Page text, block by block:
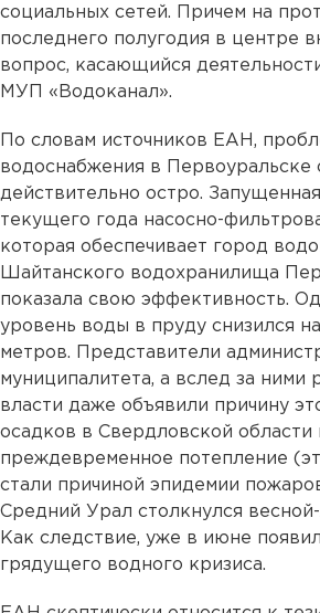
социальных сетей. Причем на
последнего полугодия в центре
вопрос, касающийся
МУП «Водоканал».
По словам источников ЕАН,
водоснабжения в Первоуральске
действительно остро.
текущего года насосно-
которая обеспечивает город
Шайтанского водохранилища
показала свою эффективность.
уровень воды в пруду снизился
метров. Представители
муниципалитета, а вслед за ними
власти даже объявили причину
осадков в Свердловской области
преждевременное потепление
стали причиной эпидемии
Средний Урал столкнулся
Как следствие, уже в июне
грядущего водного кризиса.